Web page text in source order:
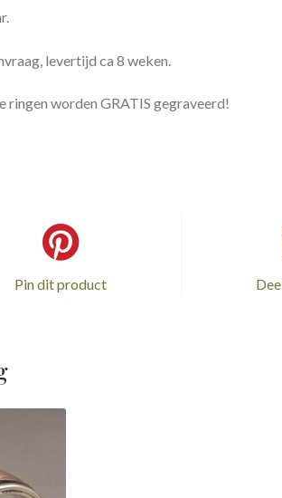
levertijd ca 8 weken.
ringen worden GRATIS gegraveerd!
Pin dit product